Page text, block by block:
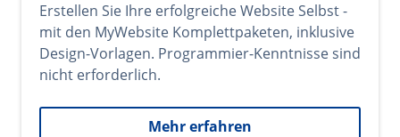
Erstellen Sie Ihre erfolgreiche Website Selbst -
mit den MyWebsite Komplettpaketen, inklusive
Design-Vorlagen. Programmier-Kenntnisse sind
nicht erforderlich.
Mehr erfahren